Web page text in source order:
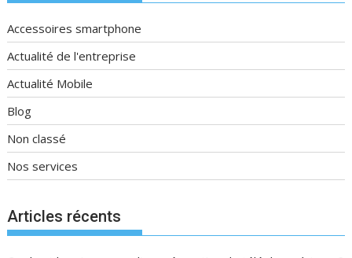
Accessoires smartphone
Actualité de l'entreprise
Actualité Mobile
Blog
Non classé
Nos services
Articles récents